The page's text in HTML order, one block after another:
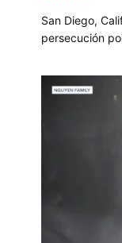
San Diego,
persecución